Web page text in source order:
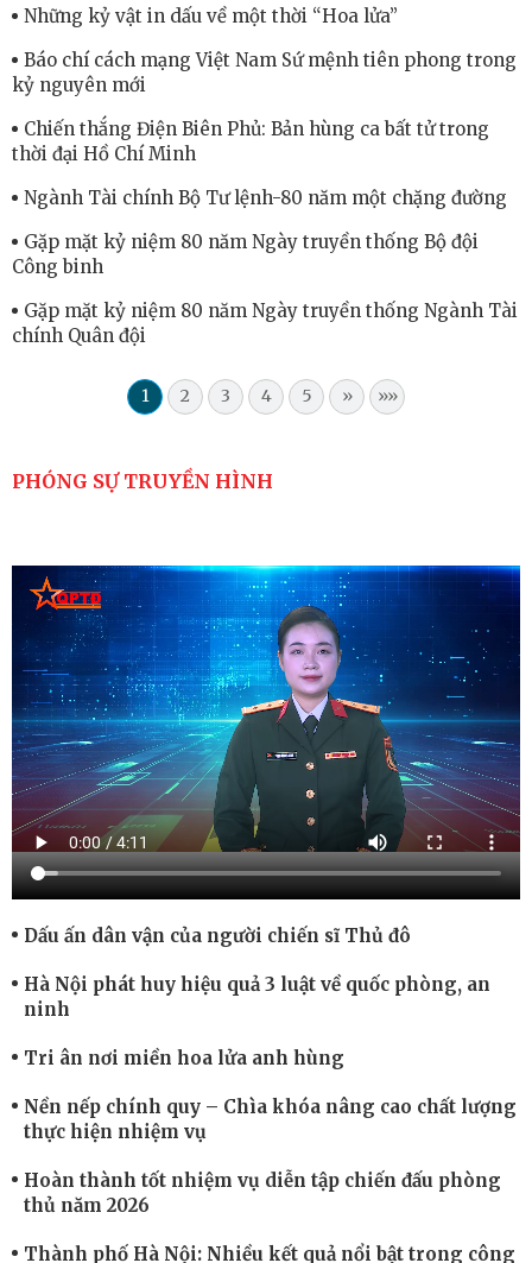
Những kỷ vật in dấu về một thời “Hoa lửa”
Báo chí cách mạng Việt Nam Sứ mệnh tiên phong trong
kỷ nguyên mới
Chiến thắng Điện Biên Phủ: Bản hùng ca bất tử trong
thời đại Hồ Chí Minh
Ngành Tài chính Bộ Tư lệnh-80 năm một chặng đường
Gặp mặt kỷ niệm 80 năm Ngày truyền thống Bộ đội
Công binh
Gặp mặt kỷ niệm 80 năm Ngày truyền thống Ngành Tài
chính Quân đội
1 2 3 4 5 » »»
PHÓNG SỰ TRUYỀN HÌNH
Dấu ấn dân vận của người chiến sĩ Thủ đô
Hà Nội phát huy hiệu quả 3 luật về quốc phòng, an
ninh
Tri ân nơi miền hoa lửa anh hùng
Nền nếp chính quy – Chìa khóa nâng cao chất lượng
thực hiện nhiệm vụ
Hoàn thành tốt nhiệm vụ diễn tập chiến đấu phòng
thủ năm 2026
Thành phố Hà Nội: Nhiều kết quả nổi bật trong công